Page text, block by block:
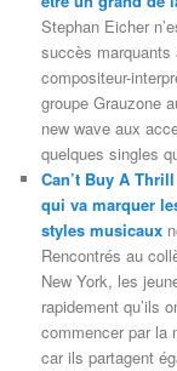
Stephan Eicher
succès marquants
compositeur-
groupe Grauzone
new wave aux
quelques singles
Can’t Buy A
qui va marquer
styles musicaux
Rencontrés au
New York, les
rapidement qu’ils
commencer par la
car ils partagent